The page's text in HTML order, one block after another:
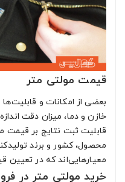
قیمت مولتی متر
بعضی از امکانات و
خازن و دما، میزان دقت
قابلیت ثبت نتایج بر قیمت
محصول، کشور و برند
معیارهایی‌اند که در تعیین
خرید مولتی متر در